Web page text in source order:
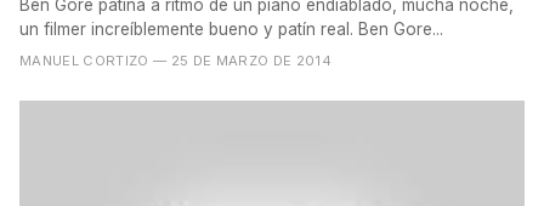
Ben Gore patina a ritmo de un piano endiablado, mucha noche,
un filmer increíblemente bueno y patín real. Ben Gore...
MANUEL CORTIZO — 25 DE MARZO DE 2014